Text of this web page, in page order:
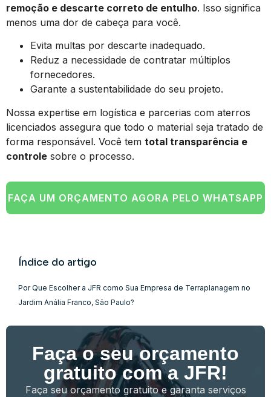
remoção e descarte correto de entulho. Isso significa
menos uma dor de cabeça para você.
Evita multas por descarte inadequado.
Reduz a necessidade de contratar múltiplos
fornecedores.
Garante a sustentabilidade do seu projeto.
Nossa expertise em logística e parcerias com aterros
licenciados assegura que todo o material seja tratado de
forma responsável. Você tem total transparência e
controle sobre o processo.
FAÇA UM ORÇAMENTO AGORA PELO WHATSAPP
Índice do artigo
Por Que Escolher a JFR como Sua Empresa de Terraplanagem no
Jardim Anália Franco, São Paulo?
Faça o seu orçamento
gratuito com a JFR!
Faça seu orçamento gratuito e garanta serviços